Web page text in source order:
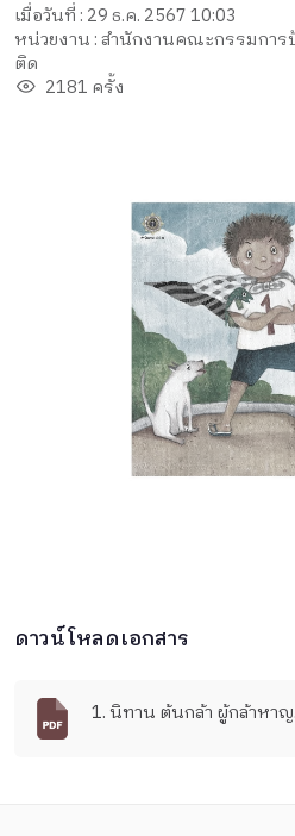
เมื่อวันที่ : 29 ธ.ค. 2567 10:03
หน่วยงาน : สำนักงานคณะกรรมการ
ติด
2181 ครั้ง
ดาวน์โหลดเอกสาร
1. นิทาน ต้นกล้า ผู้กล้าหา